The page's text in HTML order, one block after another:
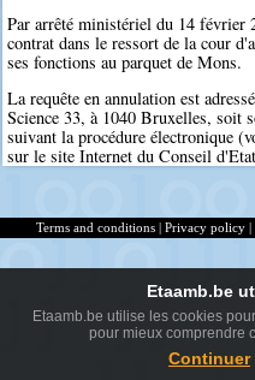
Par arrêté ministériel du 14
contrat dans le ressort de la cour
ses fonctions au parquet de Mons.
La requête en annulation est
Science 33, à 1040 Bruxelles, soit
suivant la procédure électronique
sur le site Internet du Conseil
Terms and conditions | Privacy policy |
Etaamb.be
Etaamb.be utilise les cookies
pour mieux comprendre
Continuer